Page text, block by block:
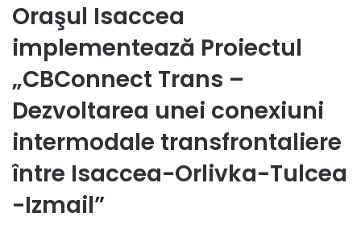
Oraşul Isaccea
implementează Proiectul
„CBConnect Trans –
Dezvoltarea unei conexiuni
intermodale transfrontaliere
între Isaccea-Orlivka-Tulcea
-Izmail”